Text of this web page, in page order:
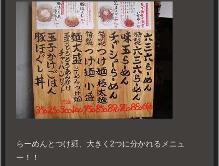
らーめんとつけ麺、大きく2つに分かれるメニュ
ー！！